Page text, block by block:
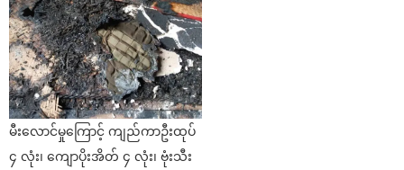
မီးလောင်မှုကြောင့် ကျည်ကာဦးထုပ်
၄ လုံး၊ ကျောပိုးအိတ် ၄ လုံး၊ ဗုံးသီး